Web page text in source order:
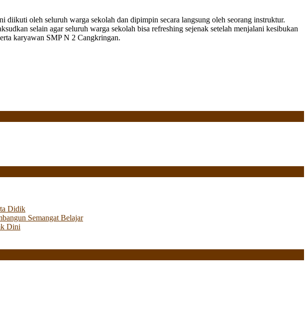
oleh seluruh warga sekolah dan dipimpin secara langsung oleh seorang instruktur.
selain agar seluruh warga sekolah bisa refreshing sejenak setelah menjalani kesibukan
karyawan SMP N 2 Cangkringan.
Didik
Semangat Belajar
Dini